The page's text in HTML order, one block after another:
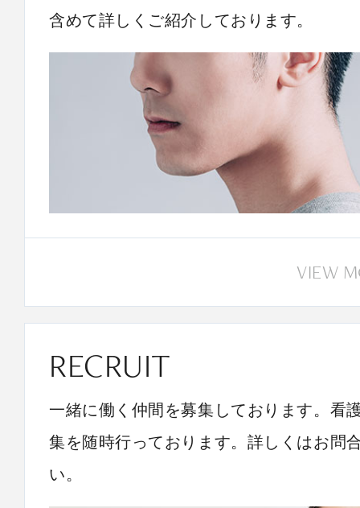
含めて詳しくご紹介しております。
VIEW
RECRUIT
一緒に働く仲間を募集しております。看
集を随時行っております。詳しくはお問
い。